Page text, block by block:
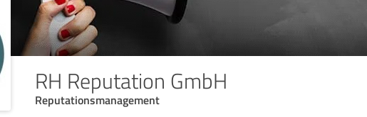
RH Reputation GmbH
Reputationsmanagement